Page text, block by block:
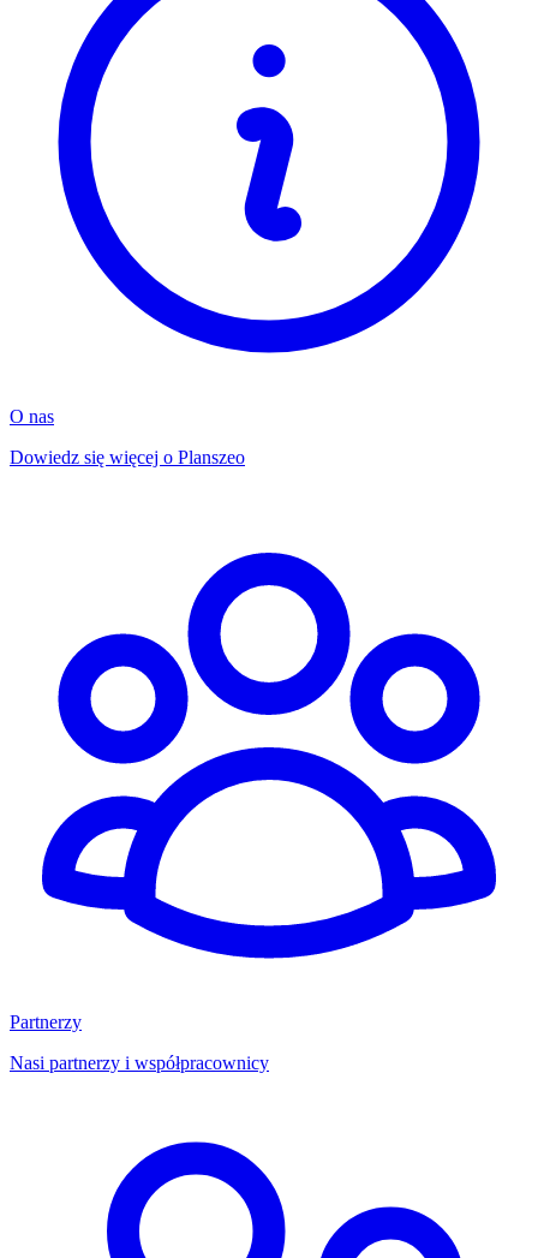
O nas
Dowiedz się więcej o Planszeo
Partnerzy
Nasi partnerzy i współpracownicy